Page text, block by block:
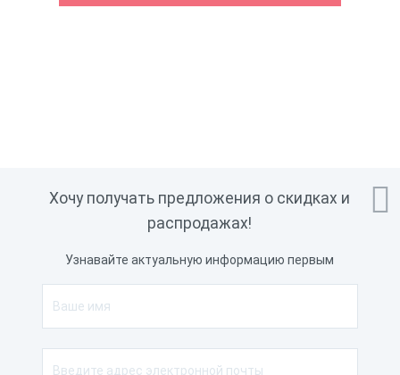

Хочу получать предложения о скидках и
распродажах!
Узнавайте актуальную информацию первым